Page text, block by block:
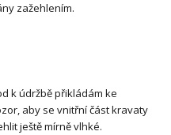
zažehlením.
k údržbě přikládám ke
aby se vnitřní část kravaty
ještě mírně vlhké.